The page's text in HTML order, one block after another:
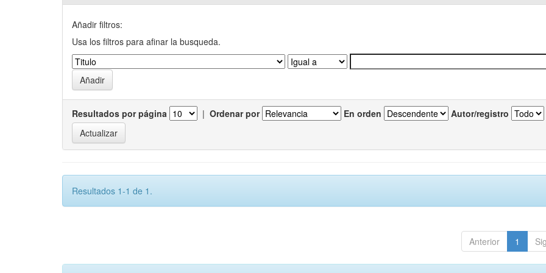
Añadir filtros:
Usa los filtros para afinar la busqueda.
Resultados por página | Ordenar por En orden Autor/registro
Resultados 1-1 de 1.
Anterior 1